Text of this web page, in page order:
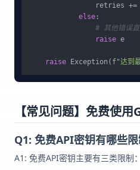
                retries +=
else :
# 其他错误
raise e
raise Exception( f"达到
【常见问题】免费使
Q1: 免费API密钥有哪些限
A1: 免费API密钥主要有三类限制：